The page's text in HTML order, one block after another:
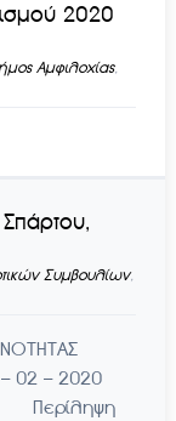
2020
Αμφιλοχίας,
Συμβουλίων,
02 – 2020